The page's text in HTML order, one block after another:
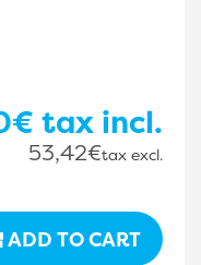
tax incl.
53,42€tax excl.
ADD TO CART